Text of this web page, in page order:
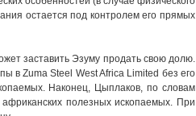
остается под контролем его прямых
заставить Эзуму продать свою долю.
в Zuma Steel West Africa Limited без его
Наконец, Цыплаков, по словам
полезных ископаемых. При